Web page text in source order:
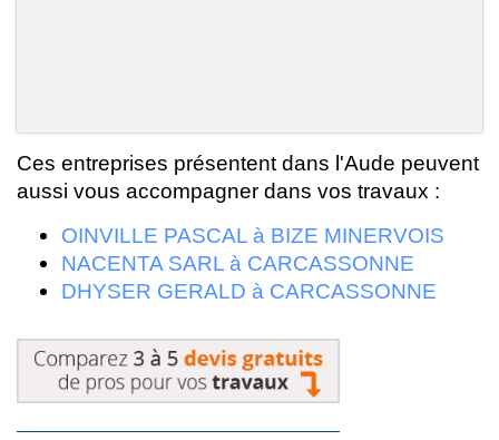
Ces entreprises présentent dans l'Aude peuvent
aussi vous accompagner dans vos travaux :
OINVILLE PASCAL à BIZE MINERVOIS
NACENTA SARL à CARCASSONNE
DHYSER GERALD à CARCASSONNE